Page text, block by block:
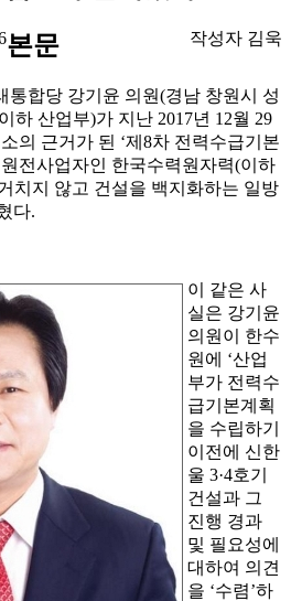
작성자 김욱
본문
통합당 강기윤 의원(경남 창원시 성
하 산업부)가 지난 2017년 12월 29
의 근거가 된 ‘제8차 전력수급기본
전사업자인 한국수력원자력(이하
치지 않고 건설을 백지화하는 일방
다.
이 같은 사
실은 강기윤
의원이 한수
원에 ‘산업
부가 전력수
급기본계획
을 수립하기
이전에 신한
울 3·4호기
건설과 그
진행 경과
및 필요성에
대하여 의견
을 ‘수렴’하